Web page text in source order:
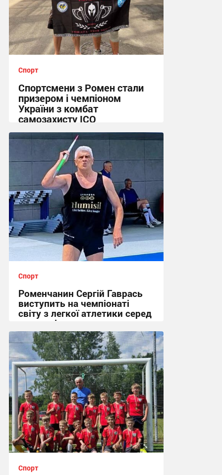
Спорт
Спортсмени з Ромен стали
призером і чемпіоном
України з комбат
самозахисту ІСО
09:43, 30.06.2026
Спорт
Роменчанин Сергій Гаврась
виступить на чемпіонаті
світу з легкої атлетики серед
ветеранів
11:00, 26.06.2026
Спорт